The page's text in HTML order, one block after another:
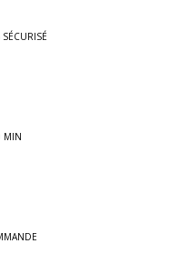
MIN